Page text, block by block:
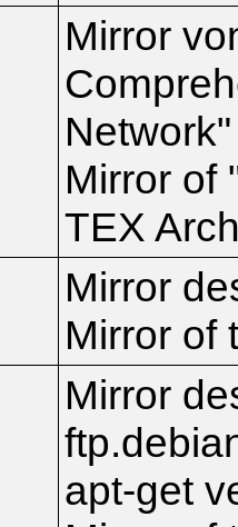
Mirror
Mirror of
TEX
Mirror
Mirror of
Mirror
apt-get